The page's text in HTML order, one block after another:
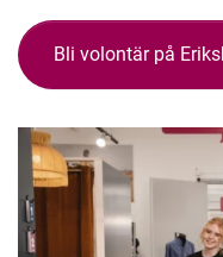
Bli volontär på